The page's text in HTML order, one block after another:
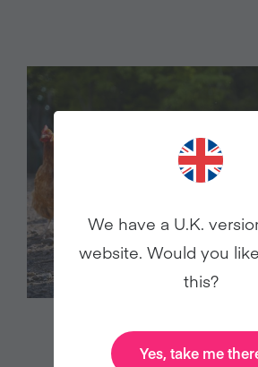
We have a U.K.
website. Would you
this?
Yes, take me